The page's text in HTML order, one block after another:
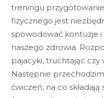
treningu
fizycznego jest
spowodować kontuzje
naszego zdrowia.
pajacyki, truchtając czy
Następnie
ćwiczeń, na co